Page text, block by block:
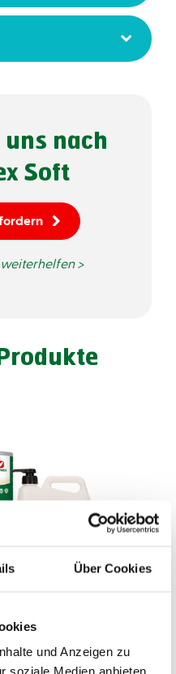
Über Cookies
und Anzeigen zu
soziale Medien anbieten
uns nach
Soft
>